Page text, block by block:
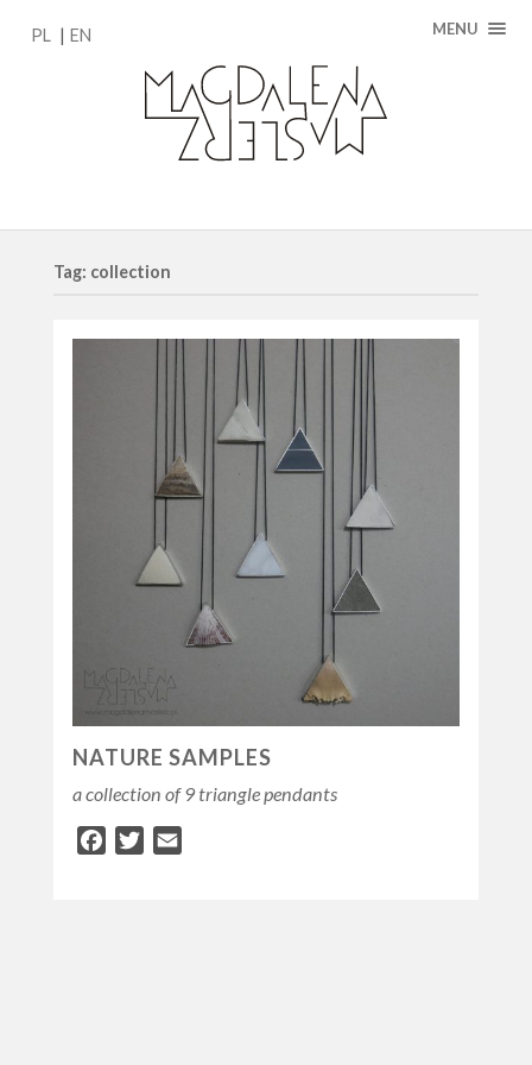
MENU
PL EN
Tag: collection
NATURE SAMPLES
a collection of 9 triangle pendants
Facebook
Twitter